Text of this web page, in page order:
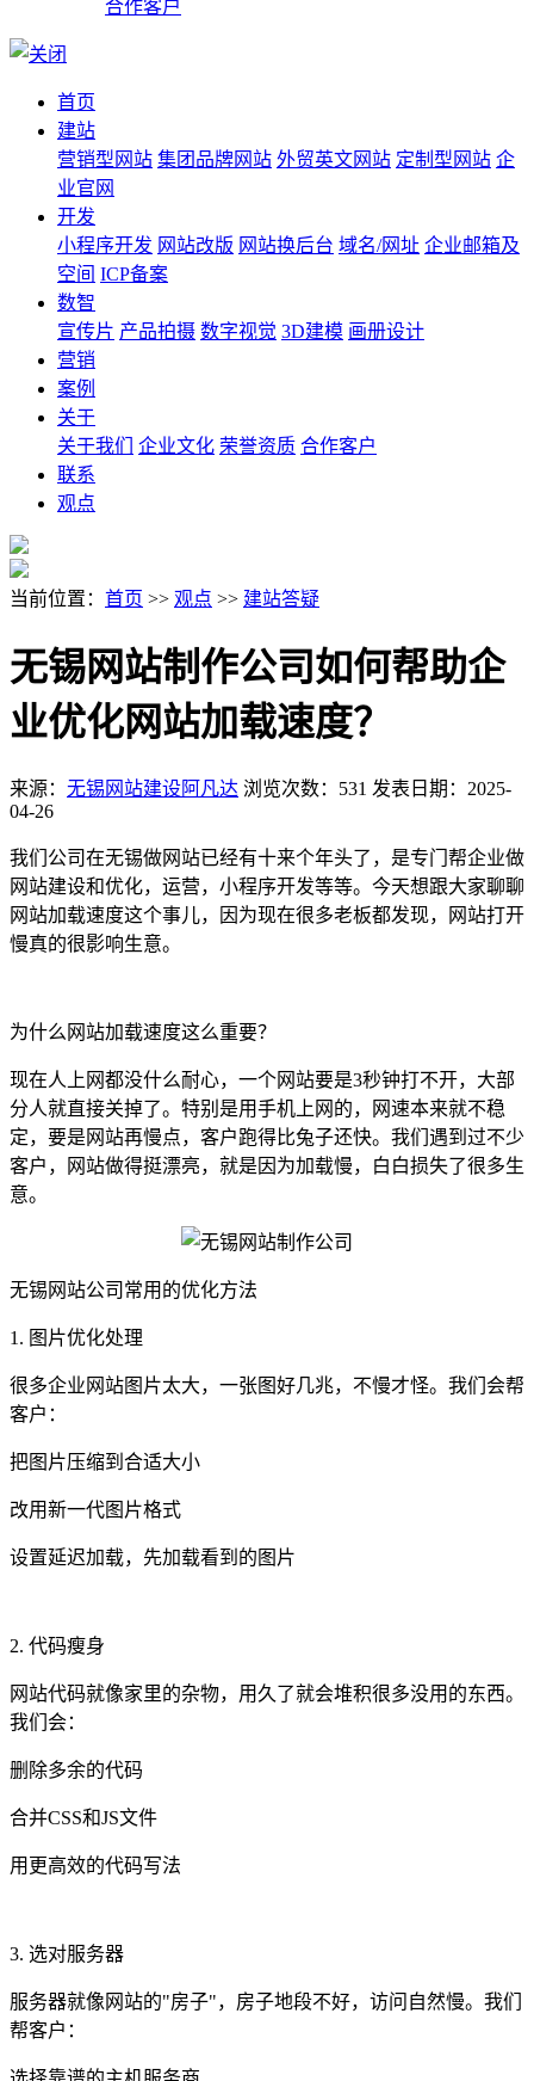
合作客户
首页
建站
营销型网站 集团品牌网站 外贸英文网站 定制型网站 企
业官网
开发
小程序开发 网站改版 网站换后台 域名/网址 企业邮箱及
空间 ICP备案
数智
宣传片 产品拍摄 数字视觉 3D建模 画册设计
营销
案例
关于
关于我们
企业文化 荣誉资质 合作客户
联系
观点
当前位置： 首页 >> 观点 >> 建站答疑
无锡网站制作公司如何帮助企
业优化网站加载速度？
来源： 无锡网站建设阿凡达 浏览次数：531 发表日期：2025-
04-26
我们公司在无锡做网站已经有十来个年头了，是专门帮企业做
网站建设和优化，运营，小程序开发等等。今天想跟大家聊聊
网站加载速度这个事儿，因为现在很多老板都发现，网站打开
慢真的很影响生意。
为什么网站加载速度这么重要？
现在人上网都没什么耐心，一个网站要是3秒钟打不开，大部
分人就直接关掉了。特别是用手机上网的，网速本来就不稳
定，要是网站再慢点，客户跑得比兔子还快。我们遇到过不少
客户，网站做得挺漂亮，就是因为加载慢，白白损失了很多生
意。
无锡网站公司常用的优化方法
1. 图片优化处理
很多企业网站图片太大，一张图好几兆，不慢才怪。我们会帮
客户：
把图片压缩到合适大小
改用新一代图片格式
设置延迟加载，先加载看到的图片
2. 代码瘦身
网站代码就像家里的杂物，用久了就会堆积很多没用的东西。
我们会：
删除多余的代码
合并CSS和JS文件
用更高效的代码写法
3. 选对服务器
服务器就像网站的"房子"，房子地段不好，访问自然慢。我们
帮客户：